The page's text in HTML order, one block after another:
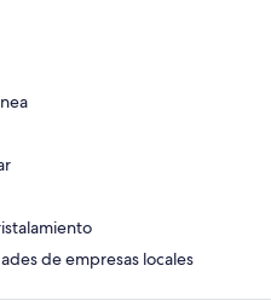
de empresas locales